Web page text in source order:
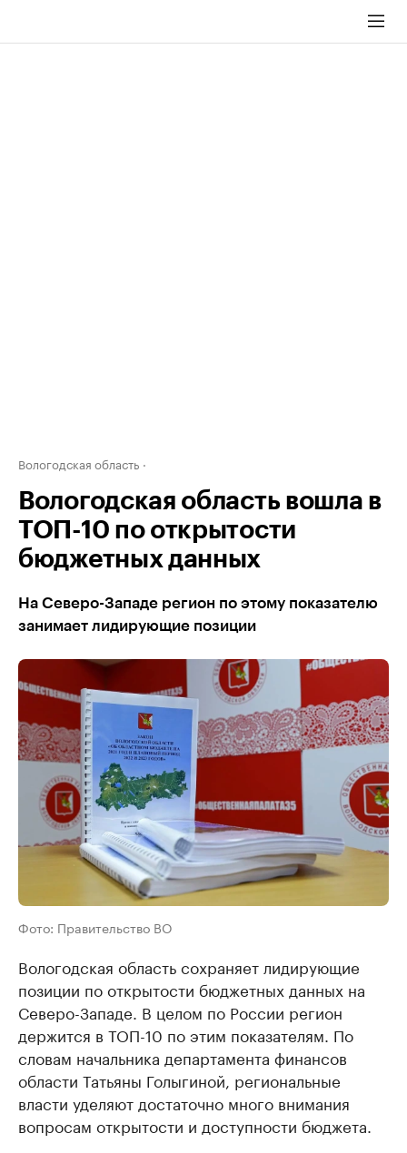
Вологодская область
Вологодская область вошла в
ТОП-10 по открытости
бюджетных данных
На Северо-Западе регион по этому показателю
занимает лидирующие позиции
Фото: Правительство ВО
Вологодская область сохраняет лидирующие
позиции по открытости бюджетных данных на
Северо-Западе. В целом по России регион
держится в ТОП-10 по этим показателям. По
словам начальника департамента финансов
области Татьяны Голыгиной, региональные
власти уделяют достаточно много внимания
вопросам открытости и доступности бюджета.